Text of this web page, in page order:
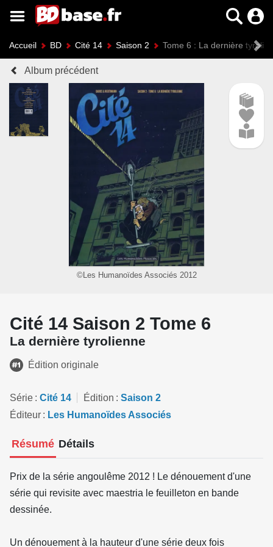
Accueil BD Cité 14 Saison 2 Tome 6 : La dernière
Album précédent
©Les Humanoïdes Associés 2012
Cité 14 Saison 2 Tome 6
La dernière tyrolienne
Édition originale
Série Cité 14 Édition
Saison 2
Éditeur
Les Humanoïdes Associés
Résumé Détails
Prix de la série angoulême 2012 ! Le dénouement d'une
série qui revisite avec maestria le feuilleton en bande
dessinée.
Un dénouement à la hauteur d'une série deux fois